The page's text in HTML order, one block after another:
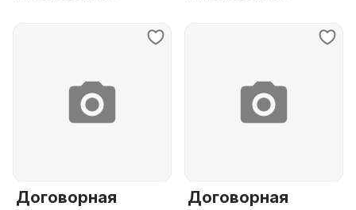
Договорная Договорная